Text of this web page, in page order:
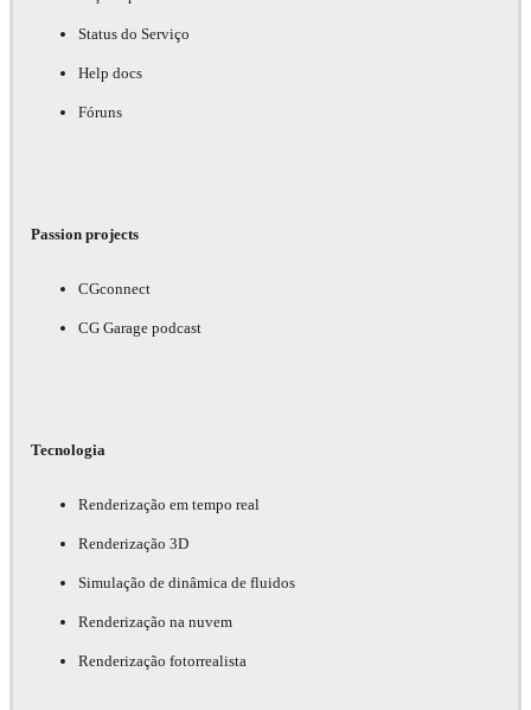
Status do Serviço
Help docs
Fóruns
Passion projects
CGconnect
CG Garage podcast
Tecnologia
Renderização em tempo real
Renderização 3D
Simulação de dinâmica de fluidos
Renderização na nuvem
Renderização fotorrealista